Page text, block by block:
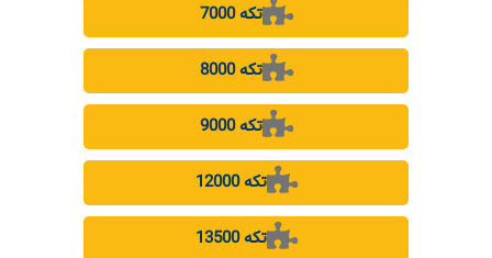
7000 تکه
8000 تکه
9000 تکه
12000 تکه
13500 تکه